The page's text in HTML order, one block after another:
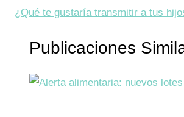
¿Qué te gustaría transmitir a tus
Publicaciones